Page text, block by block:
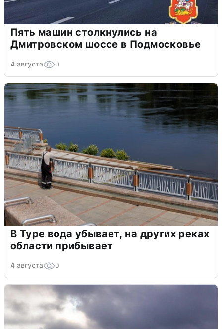
Пять машин столкнулись на
Дмитровском шоссе в Подмосковье
4 августа 0
В Туре вода убывает, на других реках
области прибывает
4 августа 0